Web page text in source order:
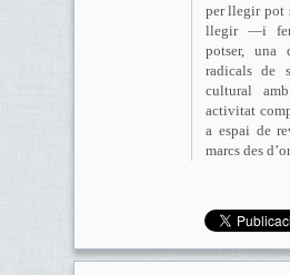
per llegir pot
llegir —i
potser, una
radicals de
cultural
activitat
a espai de
marcs des